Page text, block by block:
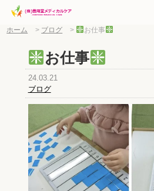
ホーム > ブログ > お仕事
お仕事
24.03.21
ブログ